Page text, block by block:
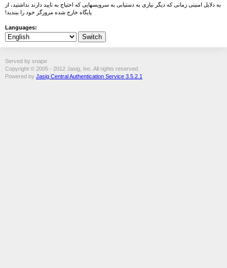
به دلایل امنیتی زمانی که دیگر نیازی به دستیابی به سرویسهایی که احتیاج به تایید دارند نداشتید، از
پایگاه خارج شده مرورگر خود را ببندید!
Languages:
Served by snape
Copyright © 2005 - 2012 Jasig, Inc. All rights reserved.
Powered by Jasig Central Authentication Service 3.5.2.1